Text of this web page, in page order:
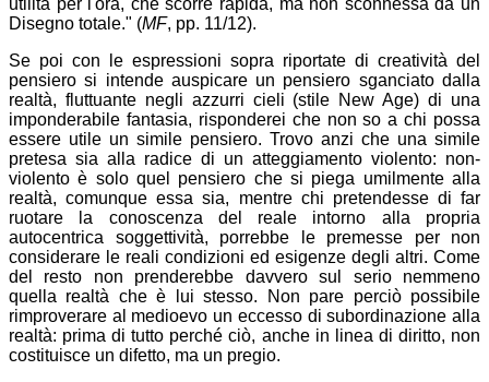
Disegno totale." (MF, pp. 11/12).
Se poi con le espressioni sopra riportate di creatività del
pensiero si intende auspicare un pensiero sganciato dalla
realtà, fluttuante negli azzurri cieli (stile New Age) di una
imponderabile fantasia, risponderei che non so a chi possa
essere utile un simile pensiero. Trovo anzi che una simile
pretesa sia alla radice di un atteggiamento violento: non-
violento è solo quel pensiero che si piega umilmente alla
realtà, comunque essa sia, mentre chi pretendesse di far
ruotare la conoscenza del reale intorno alla propria
autocentrica soggettività, porrebbe le premesse per non
considerare le reali condizioni ed esigenze degli altri. Come
del resto non prenderebbe davvero sul serio nemmeno
quella realtà che è lui stesso. Non pare perciò possibile
rimproverare al medioevo un eccesso di subordinazione alla
realtà: prima di tutto perché ciò, anche in linea di diritto, non
costituisce un difetto, ma un pregio.